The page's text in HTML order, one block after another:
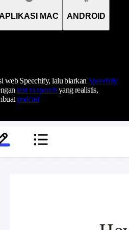
MAC ANDROID
web Speechify, lalu biarkan Speechify
text to speech yang realistis,
podcast